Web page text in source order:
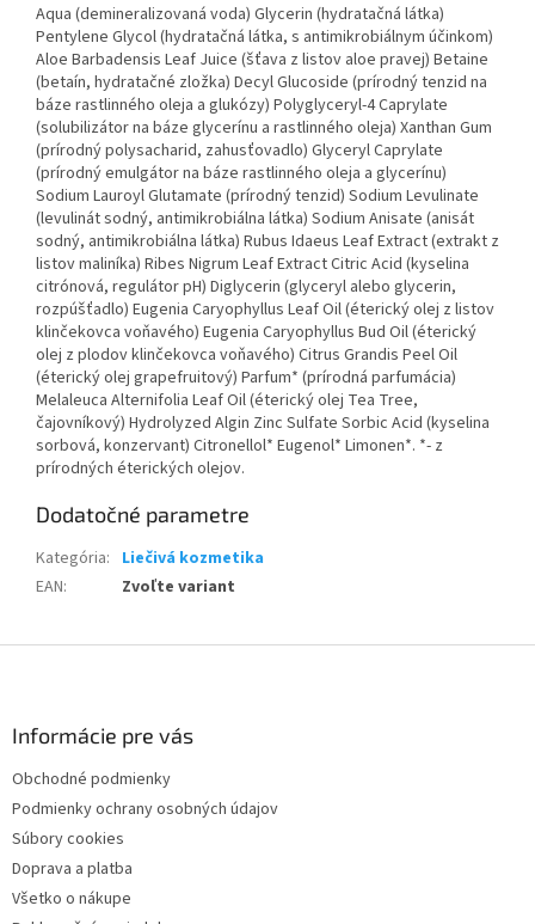
Aqua (demineralizovaná voda) Glycerin (hydratačná látka)
Pentylene Glycol (hydratačná látka, s antimikrobiálnym účinkom)
Aloe Barbadensis Leaf Juice (šťava z listov aloe pravej) Betaine
(betaín, hydratačné zložka) Decyl Glucoside (prírodný tenzid na
báze rastlinného oleja a glukózy) Polyglyceryl-4 Caprylate
(solubilizátor na báze glycerínu a rastlinného oleja) Xanthan Gum
(prírodný polysacharid, zahusťovadlo) Glyceryl Caprylate
(prírodný emulgátor na báze rastlinného oleja a glycerínu)
Sodium Lauroyl Glutamate (prírodný tenzid) Sodium Levulinate
(levulinát sodný, antimikrobiálna látka) Sodium Anisate (anisát
sodný, antimikrobiálna látka) Rubus Idaeus Leaf Extract (extrakt z
listov maliníka) Ribes Nigrum Leaf Extract Citric Acid (kyselina
citrónová, regulátor pH) Diglycerin (glyceryl alebo glycerin,
rozpúšťadlo) Eugenia Caryophyllus Leaf Oil (éterický olej z listov
klinčekovca voňavého) Eugenia Caryophyllus Bud Oil (éterický
olej z plodov klinčekovca voňavého) Citrus Grandis Peel Oil
(éterický olej grapefruitový) Parfum* (prírodná parfumácia)
Melaleuca Alternifolia Leaf Oil (éterický olej Tea Tree,
čajovníkový) Hydrolyzed Algin Zinc Sulfate Sorbic Acid (kyselina
sorbová, konzervant) Citronellol* Eugenol* Limonen*. *- z
prírodných éterických olejov.
Dodatočné parametre
Kategória: Liečivá kozmetika
EAN: Zvoľte variant
Informácie pre vás
Obchodné podmienky
Podmienky ochrany osobných údajov
Súbory cookies
Doprava a platba
Všetko o nákupe